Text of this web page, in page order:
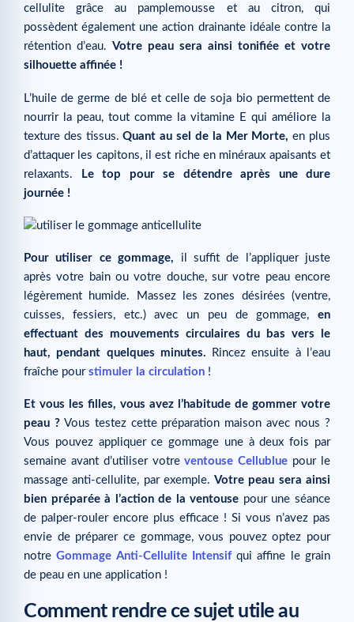
cellulite grâce au pamplemousse et au citron, qui
possèdent également une action drainante idéale contre la
rétention d’eau. Votre peau sera ainsi tonifiée et votre
silhouette affinée !
L’huile de germe de blé et celle de soja bio permettent de
nourrir la peau, tout comme la vitamine E qui améliore la
texture des tissus.Quant au sel de la Mer Morte, en plus
d’attaquer les capitons, il est riche en minéraux apaisants et
relaxants.
Le top pour se détendre après une dure
journée !
Pour utiliser ce gommage, il suffit de l’appliquer juste
après votre bain ou votre douche, sur votre peau encore
légèrement humide. Massez les zones désirées (ventre,
cuisses, fessiers, etc.) avec un peu de gommage, en
effectuant des mouvements circulaires du bas vers le
haut, pendant quelques minutes. Rincez ensuite à l’eau
fraîche pour stimuler la circulation !
Et vous les filles, vous avez l’habitude de gommer votre
peau ?Vous testez cette préparation maison avec nous ?
Vous pouvez appliquer ce gommage une à deux fois par
semaine avant d’utiliser votreventouse Cellublue pour le
massage anti-cellulite, par exemple.Votre peau sera ainsi
bien préparée à l’action de la ventouse pour une séance
de palper-rouler encore plus efficace ! Si vous n’avez pas
envie de préparer ce gommage, vous pouvez optez pour
notreGommage Anti-Cellulite Intensifqui affine le grain
de peau en une application !
Comment rendre ce sujet utile au